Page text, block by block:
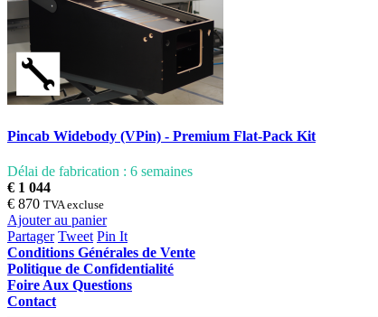
Pincab Widebody (VPin) - Premium Flat-Pack Kit
Délai de fabrication : 6 semaines
€ 1 044
€ 870 TVA excluse
Ajouter au panier
Partager Tweet Pin It
Conditions Générales de Vente
Politique de Confidentialité
Foire Aux Questions
Contact